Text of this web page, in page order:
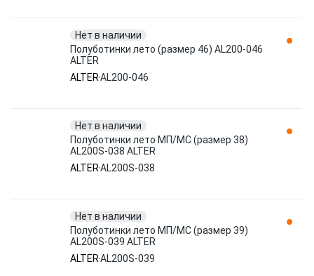
Нет в наличии
Полуботинки лето (размер 46) AL200-046
ALTER
ALTERAL200-046
Нет в наличии
Полуботинки лето МП/МС (размер 38)
AL200S-038 ALTER
ALTERAL200S-038
Нет в наличии
Полуботинки лето МП/МС (размер 39)
AL200S-039 ALTER
ALTERAL200S-039